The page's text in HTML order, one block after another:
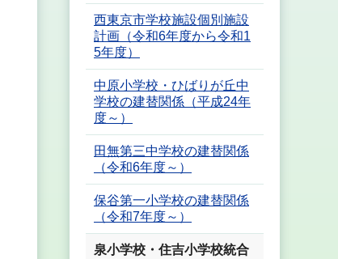
西東京市学校施設個別施設
計画（令和6年度から令和1
5年度）
中原小学校・ひばりが丘中
学校の建替関係（平成24年
度～）
田無第三中学校の建替関係
（令和6年度～）
保谷第一小学校の建替関係
（令和7年度～）
泉小学校・住吉小学校統合